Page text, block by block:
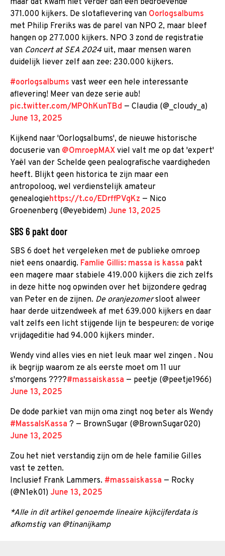
371.000 kijkers. De slotaflevering van Oorlogsalbums
met Philip Freriks was de parel van NPO 2, maar bleef
hangen op 277.000 kijkers. NPO 3 zond de registratie
van Concert at SEA 2024 uit, maar mensen waren
duidelijk liever zelf aan zee: 230.000 kijkers.
#oorlogsalbums vast weer een hele interessante
aflevering! Meer van deze serie aub!
pic.twitter.com/MPOhKunTBd — Claudia (@_cloudy_a)
June 13, 2025
Kijkend naar 'Oorlogsalbums', de nieuwe historische
docuserie van @OmroepMAX viel valt me op dat 'expert'
Yaël van der Schelde geen pealografische vaardigheden
heeft. Blijkt geen historica te zijn maar een
antropoloog, wel verdienstelijk amateur
genealogiehttps://t.co/EDrffPVgKz — Nico
Groenenberg (@eyebidem) June 13, 2025
SBS 6 pakt door
SBS 6 doet het vergeleken met de publieke omroep
niet eens onaardig. Famlie Gillis: massa is kassa pakt
een magere maar stabiele 419.000 kijkers die zich zelfs
in deze hitte nog opwinden over het bijzondere gedrag
van Peter en de zijnen. De oranjezomersloot alweer
haar derde uitzendweek af met 639.000 kijkers en daar
valt zelfs een licht stijgende lijn te bespeuren: de vorige
vrijdageditie had 94.000 kijkers minder.
Wendy vind alles vies en niet leuk maar wel zingen . Nou
ik begrijp waarom ze als eerste moet om 11 uur
s'morgens ????#massaiskassa — peetje (@peetje1966)
June 13, 2025
De dode parkiet van mijn oma zingt nog beter als Wendy
#MassaIsKassa ? — BrownSugar (@BrownSugar020)
June 13, 2025
Zou het niet verstandig zijn om de hele familie Gilles
vast te zetten.
Inclusief Frank Lammers. #massaiskassa — Rocky
(@N1ek01) June 13, 2025
*Alle in dit artikel genoemde lineaire kijkcijferdata is
afkomstig van @tinanijkamp